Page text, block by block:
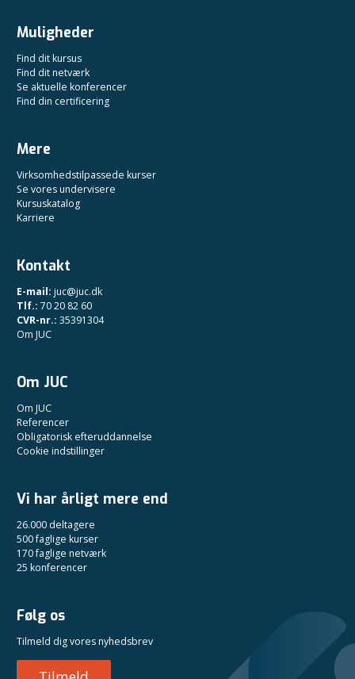
Muligheder
Find dit kursus
Find dit netværk
Se aktuelle konferencer
Find din certificering
Mere
Virksomhedstilpassede kurser
Se vores undervisere
Kursuskatalog
Karriere
Kontakt
E-mail: juc@juc.dk
Tlf.: 70 20 82 60
CVR-nr.: 35391304
Om JUC
Om JUC
Om JUC
Referencer
Obligatorisk efteruddannelse
Cookie indstillinger
Vi har årligt mere end
26.000 deltagere
500 faglige kurser
170 faglige netværk
25 konferencer
Følg os
Tilmeld dig vores nyhedsbrev